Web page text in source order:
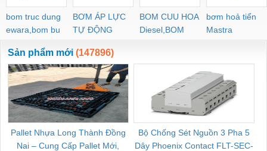
bom truc dung
ewara,bom bu
ewara
BƠM ÁP LỰC
TỰ ĐỘNG
BOM CUU HOA
Diesel,BOM
CHUA CHAY
bơm hoả tiển
Mastra
Sản phẩm mới (147896)
Pallet Nhựa Long Thành Đồng
Nai – Cung Cấp Pallet Mới,
Bộ Chống Sét Nguồn 3 Pha 5
Dây Phoenix Contact FLT-SEC-